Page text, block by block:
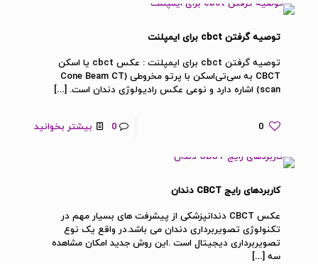
توصیه گرفتن cbct برای ایمپلنت
توصیه گرفتن cbct برای ایمپلنت : عکس cbct یا اسکن
CBCT به سی‌تی‌اسکن با پرتو مخروطی (Cone Beam CT
scan) اشاره دارد و نوعی عکس رادیولوژی دندان است.
[…]
0
0 بیشتر بخوانید
کاربردهای رایج CBCT دندان
عکس CBCT دندانپزشکی از پیشرفت های بسیار مهم در
تکنولوژی تصویربرداری دندان می باشد.در واقع یک نوع
تصویربرداری دیجیتال است .این روش جدید امکان مشاهده
سه […]